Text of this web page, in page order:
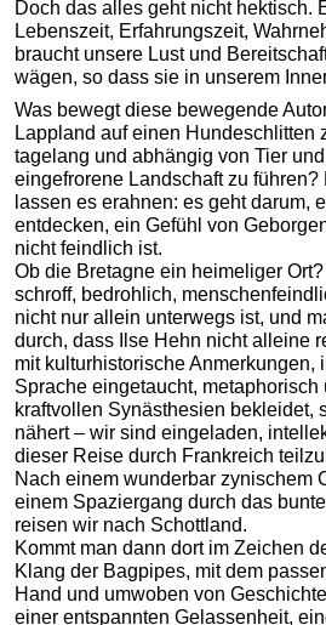
Doch das alles geht nicht hektisch.
Lebenszeit, Erfahrungszeit,
braucht unsere Lust und
wägen, so dass sie in unserem
Was bewegt diese bewegende
Lappland auf einen Hundeschlitten
tagelang und abhängig von Tier
eingefrorene Landschaft zu
lassen es erahnen: es geht darum,
entdecken, ein Gefühl von
nicht feindlich ist.
Ob die Bretagne ein heimeliger
schroff, bedrohlich,
nicht nur allein unterwegs ist, und
durch, dass Ilse Hehn nicht alleine
mit kulturhistorische Anmerkungen,
Sprache eingetaucht, metaphorisch
kraftvollen Synästhesien bekleidet,
nähert – wir sind eingeladen,
dieser Reise durch Frankreich
Nach einem wunderbar zynischem
einem Spaziergang durch das
reisen wir nach Schottland.
Kommt man dann dort im Zeichen
Klang der Bagpipes, mit dem
Hand und umwoben von
einer entspannten Gelassenheit,